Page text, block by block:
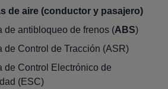
de aire (conductor y pasajero)
de antibloqueo de frenos (ABS)
de Control de Tracción (ASR)
de Control Electrónico de
(ESC)